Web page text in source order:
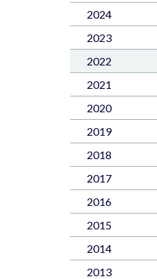
2024
2023
2022
2021
2020
2019
2018
2017
2016
2015
2014
2013